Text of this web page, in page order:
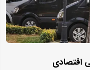
اقتصادی